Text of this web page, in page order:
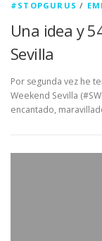
#STOPGURUS /
Una idea y
Sevilla
Por segunda vez he
Weekend Sevilla
encantado,